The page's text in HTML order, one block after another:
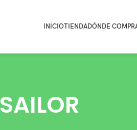
INICIOTIENDADÓNDE